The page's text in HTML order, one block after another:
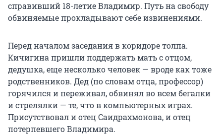
справивший 18-летие Владимир. Путь на свободу
обвиняемые прокладывают себе извинениями.
Перед началом заседания в коридоре толпа.
Кичигина пришли поддержать мать с отцом,
дедушка, еще несколько человек — вроде как тоже
родственников. Дед (по словам отца, профессор)
горячился и переживал, обвинял во всем бегалки
и стрелялки — те, что в компьютерных играх.
Присутствовал и отец Саидрахмонова, и отец
потерпевшего Владимира.